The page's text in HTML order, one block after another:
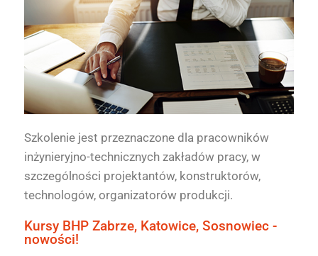
Szkolenie jest przeznaczone dla pracowników
inżynieryjno-technicznych zakładów pracy, w
szczególności projektantów, konstruktorów,
technologów, organizatorów produkcji.
Kursy BHP Zabrze, Katowice, Sosnowiec -
nowości!